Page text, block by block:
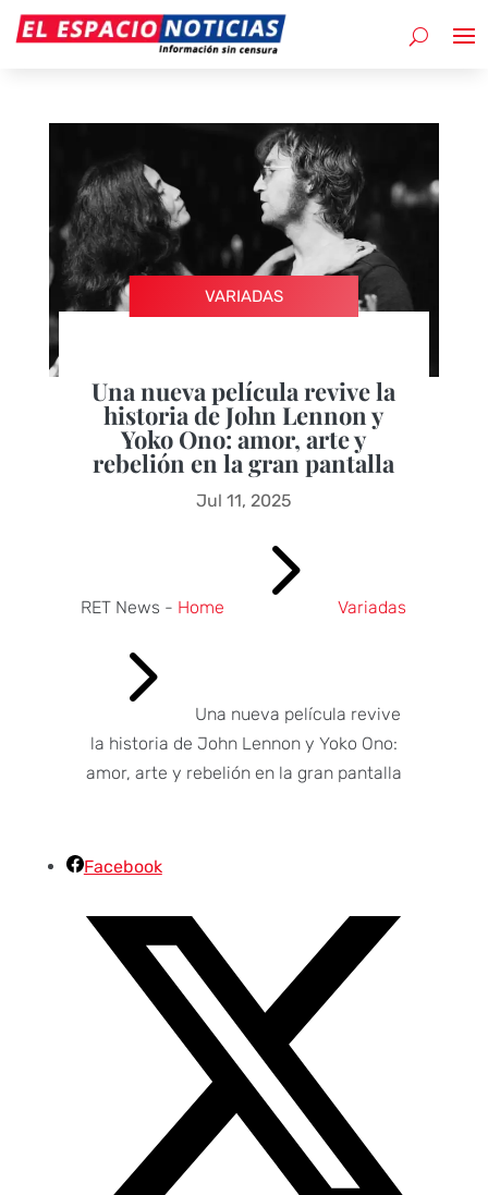
VARIADAS
Una nueva película revive la
historia de John Lennon y
Yoko Ono: amor, arte y
rebelión en la gran pantalla
Jul 11, 2025
RET News - Home 5 Variadas
5
Una nueva película revive
la historia de John Lennon y Yoko Ono:
amor, arte y rebelión en la gran pantalla
Facebook